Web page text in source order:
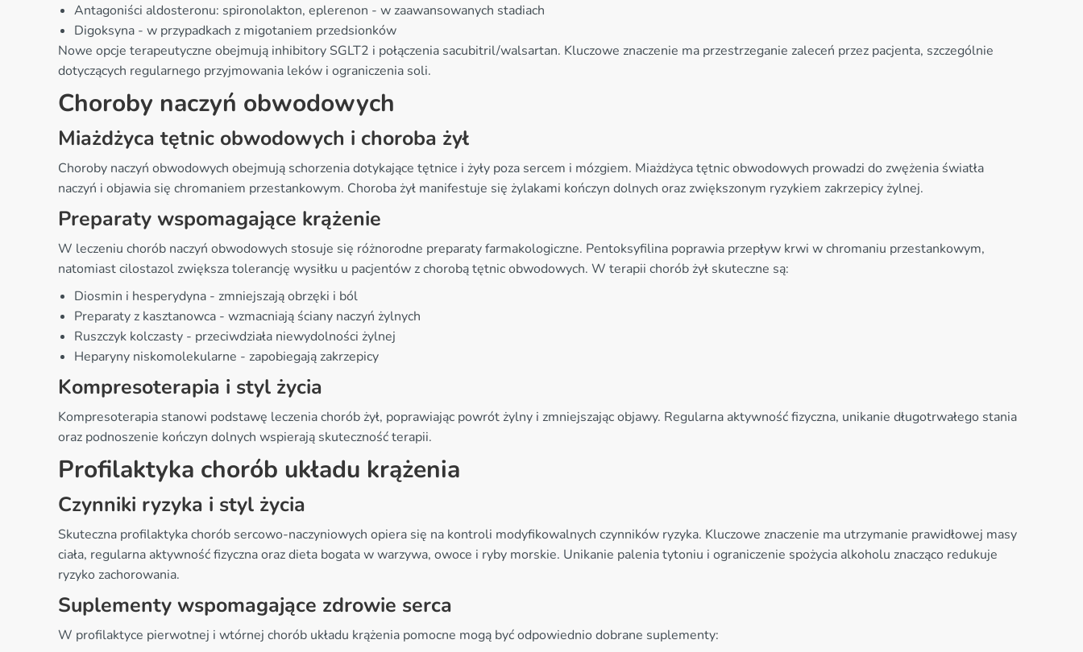
Antagoniści aldosteronu: spironolakton, eplerenon - w zaawansowanych stadiach
Digoksyna - w przypadkach z migotaniem przedsionków
Nowe opcje terapeutyczne obejmują inhibitory SGLT2 i połączenia sacubitril/walsartan. Kluczowe znaczenie ma przestrzeganie zaleceń przez pacjenta, szczególnie
dotyczących regularnego przyjmowania leków i ograniczenia soli.
Choroby naczyń obwodowych
Miażdżyca tętnic obwodowych i choroba żył
Choroby naczyń obwodowych obejmują schorzenia dotykające tętnice i żyły poza sercem i mózgiem. Miażdżyca tętnic obwodowych prowadzi do zwężenia światła
naczyń i objawia się chromaniem przestankowym. Choroba żył manifestuje się żylakami kończyn dolnych oraz zwiększonym ryzykiem zakrzepicy żylnej.
Preparaty wspomagające krążenie
W leczeniu chorób naczyń obwodowych stosuje się różnorodne preparaty farmakologiczne. Pentoksyfilina poprawia przepływ krwi w chromaniu przestankowym,
natomiast cilostazol zwiększa tolerancję wysiłku u pacjentów z chorobą tętnic obwodowych. W terapii chorób żył skuteczne są:
Diosmin i hesperydyna - zmniejszają obrzęki i ból
Preparaty z kasztanowca - wzmacniają ściany naczyń żylnych
Ruszczyk kolczasty - przeciwdziała niewydolności żylnej
Heparyny niskomolekularne - zapobiegają zakrzepicy
Kompresoterapia i styl życia
Kompresoterapia stanowi podstawę leczenia chorób żył, poprawiając powrót żylny i zmniejszając objawy. Regularna aktywność fizyczna, unikanie długotrwałego stania
oraz podnoszenie kończyn dolnych wspierają skuteczność terapii.
Profilaktyka chorób układu krążenia
Czynniki ryzyka i styl życia
Skuteczna profilaktyka chorób sercowo-naczyniowych opiera się na kontroli modyfikowalnych czynników ryzyka. Kluczowe znaczenie ma utrzymanie prawidłowej masy
ciała, regularna aktywność fizyczna oraz dieta bogata w warzywa, owoce i ryby morskie. Unikanie palenia tytoniu i ograniczenie spożycia alkoholu znacząco redukuje
ryzyko zachorowania.
Suplementy wspomagające zdrowie serca
W profilaktyce pierwotnej i wtórnej chorób układu krążenia pomocne mogą być odpowiednio dobrane suplementy: